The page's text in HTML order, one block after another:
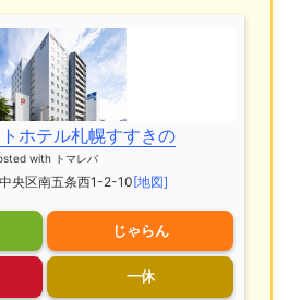
ホテル札幌すすきの
with トマレバ
央区南五条西1-2-10[地図]
じゃらん
一休